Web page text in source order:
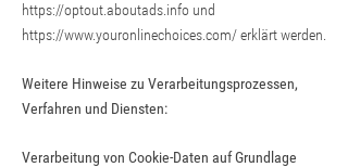
https://optout.aboutads.info und
https://www.youronlinechoices.com/erklärt werden.
Weitere Hinweise zu Verarbeitungsprozessen,
Verfahren und Diensten:
Verarbeitung von Cookie-Daten auf Grundlage